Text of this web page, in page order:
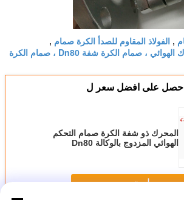
, الفولاذ المقاوم للصدأ الكرة صمام ,
صمام الكرة شفة المحرك الهوائي ، صمام الكرة شفة Dn80 ، صمام الكرة
احصل على افضل سعر ل
المحرك ذو شفة الكرة صمام التحكم
الهوائي المزدوج بالوكالة Dn80
استمر